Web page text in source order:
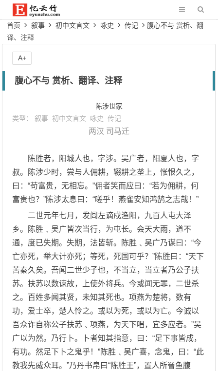
首页 叙事 初中文言文 咏史 传记
腹心不与 赏析、翻
译、注释
腹心不与 赏析、翻译、注释
陈涉世家
类型：叙事 初中文言文 咏史 传记
两汉 司马迁
陈胜者，阳城人也，字涉。吴广者，阳夏人也，字
叔。陈涉少时，尝与人佣耕，辍耕之垄上，怅恨久之，
曰：“苟富贵，无相忘。”佣者笑而应曰：“若为佣耕，何
富贵也？”陈涉太息曰：“嗟乎！燕雀安知鸿鹄之志哉！”
二世元年七月，发闾左谪戍渔阳，九百人屯大泽
乡。陈胜﹑吴广皆次当行，为屯长。会天大雨，道不
通，度已失期。失期，法皆斩。陈胜﹑吴广乃谋曰：“今
亡亦死，举大计亦死；等死，死国可乎？”陈胜曰：“天下
苦秦久矣。吾闻二世少子也，不当立，当立者乃公子扶
苏。扶苏以数谏故，上使外将兵。今或闻无罪，二世杀
之。百姓多闻其贤，未知其死也。项燕为楚将，数有
功，爱士卒，楚人怜之。或以为死，或以为亡。今诚以
吾众诈自称公子扶苏﹑项燕，为天下唱，宜多应者。”吴
广以为然。乃行卜。卜者知其指意，曰：“足下事皆成，
有功。然足下卜之鬼乎！”陈胜﹑吴广喜，念鬼，曰：“此
教我先威众耳。”乃丹书帛曰“陈胜王”，置人所罾鱼腹
A+